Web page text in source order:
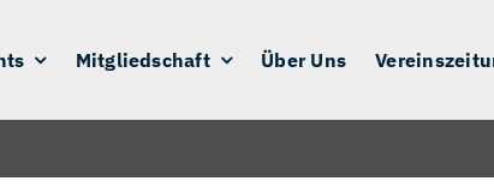
Mitgliedschaft Über Uns